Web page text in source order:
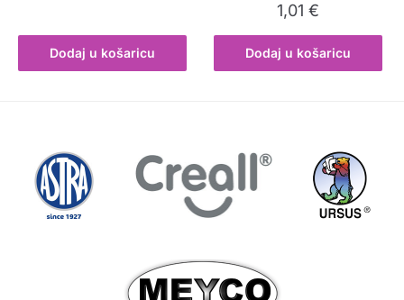
Dodaj u košaricu
1,01€
Dodaj u košaricu